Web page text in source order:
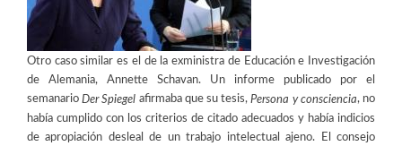
Otro caso similar es el de la exministra de Educación e Investigación
de Alemania, Annette Schavan. Un informe publicado por el
semanarioDer Spiegel afirmaba que su tesis,Persona y consciencia, no
había cumplido con los criterios de citado adecuados y había indicios
de apropiación desleal de un trabajo intelectual ajeno. El consejo